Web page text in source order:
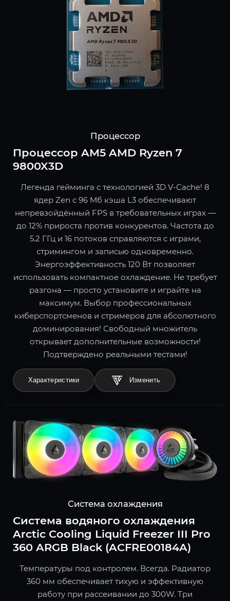
Процессор
Процессор AM5 AMD Ryzen 7
9800X3D
Легенда гейминга с технологией 3D V-Cache! 8
ядер Zen с 96 Мб кэша L3 обеспечивают
непревзойдённый FPS в требовательных играх —
до 12% прироста против конкурентов. Частота до
5.2 ГГц и 16 потоков справляются с играми,
стримингом и записью одновременно.
Энергоэффективность 120 Вт позволяет
использовать компактное охлаждение. Не требует
разгона — просто установите и играйте на
максимум. Выбор профессиональных
киберспортсменов и стримеров для абсолютного
доминирования! Свободный множитель
открывает дополнительные возможности!
Подтверждено реальными тестами!
Характеристики
Система охлаждения
Система водяного охлаждения
Arctic Cooling Liquid Freezer III Pro
360 ARGB Black (ACFRE00184A)
Температуры под контролем. Всегда. Радиатор
360 мм обеспечивает тихую и эффективную
работу при рассеивании до 300W. Три